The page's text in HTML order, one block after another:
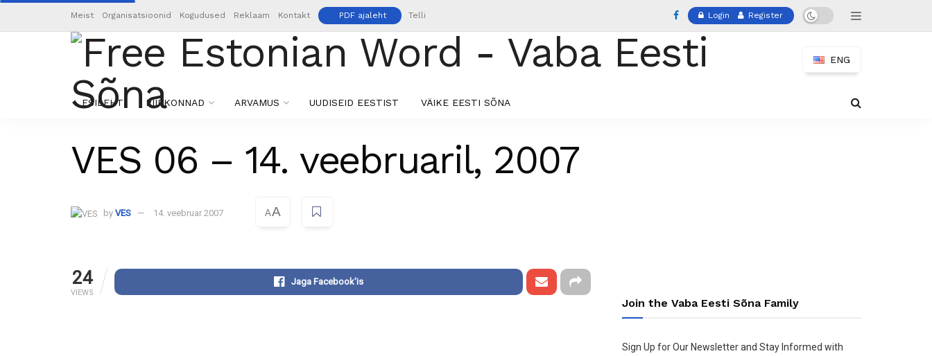
Meist Organisatsioonid Kogudused Reklaam Kontakt PDF ajaleht Telli Login Register
ENG
ESILEHT PIIRKONNAD ARVAMUS UUDISEID EESTIST VÄIKE EESTI SÕNA
VES 06 – 14. veebruaril, 2007
by VES 14. veebruar 2007 AA
24
VIEWS
Jaga Facebook'is
Join the Vaba Eesti Sõna Family
Sign Up for Our Newsletter and Stay Informed with